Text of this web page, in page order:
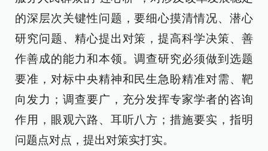
的深层次关键性问题，要细心摸清情况、潜心
研究问题、精心提出对策，提高科学决策、善
作善成的能力和本领。调查研究必须做到选题
要准，对标中央精神和民生急盼精准对需、靶
向发力；调查要广，充分发挥专家学者的咨询
作用，眼观六路、耳听八方；措施要实，指明
问题点对点，提出对策实打实。